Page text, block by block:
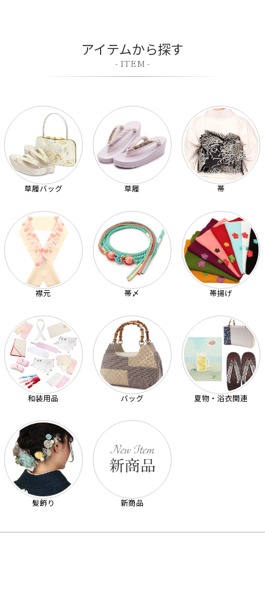
アイテムから探す
- ITEM -
草履バッグ 草履 帯
襟元 帯〆 帯揚げ
和装用品 バッグ 夏物・浴衣関連
髪飾り 新商品